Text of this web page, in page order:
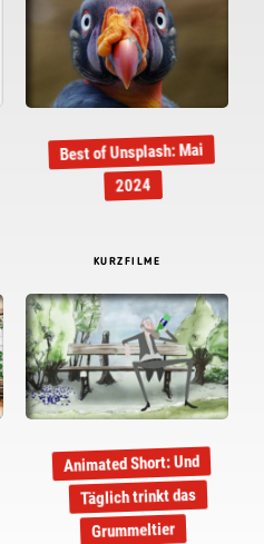
Best of Unsplash: Mai
2024
KURZFILME
Animated Short: Und
Täglich trinkt das
Grummeltier